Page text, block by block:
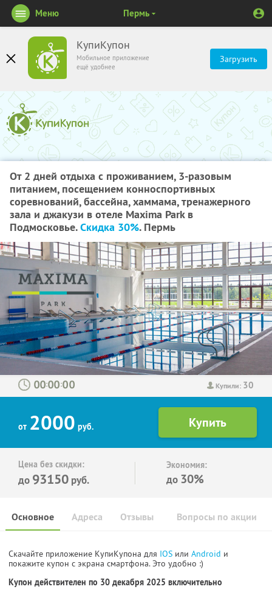
КупиКупон
Мобильное приложение
ещё удобнее
Загрузить
Меню Пермь
От 2 дней отдыха с проживанием, 3-разовым
питанием, посещением конноспортивных
соревнований, бассейна, хаммама, тренажерного
зала и джакузи в отеле Maxima Park в
Подмосковье.Скидка 30%. Пермь
Купили: 30
: :
от 2000 руб.
Цена без скидки:
до 93150 руб.
Экономия:
до 30%
Основное Отзывы Вопросы по акции
Адреса
Скачайте приложение КупиКупона для IOS или Android и
покажите купон с экрана смартфона. Это удобно :)
Купон действителен по 30 декабря 2025 включительно